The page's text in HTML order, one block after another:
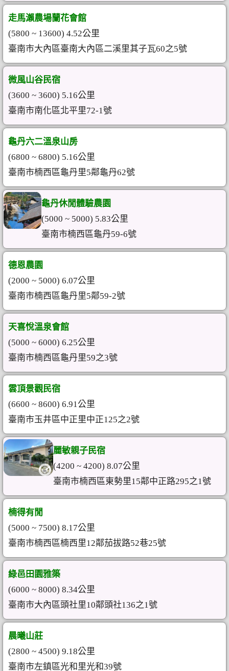
走馬瀨農場蘭花會館
(5800 ~ 13600) 4.52公里
臺南市大內區臺南大內區二溪里其子瓦60之5號
微風山谷民宿
(3600 ~ 3600) 5.16公里
臺南市南化區北平里72-1號
龜丹六二溫泉山房
(6800 ~ 6800) 5.16公里
臺南市楠西區龜丹里5鄰龜丹62號
龜丹休閒體驗農園
(5000 ~ 5000) 5.83公里
臺南市楠西區龜丹59-6號
德恩農園
(2000 ~ 5000) 6.07公里
臺南市楠西區龜丹里5鄰59-2號
天喜悅溫泉會館
(5000 ~ 6000) 6.25公里
臺南市楠西區龜丹里59之3號
雲頂景觀民宿
(6600 ~ 8600) 6.91公里
臺南市玉井區中正里中正125之2號
麗敏親子民宿
(4200 ~ 4200) 8.07公里
臺南市楠西區東勢里15鄰中正路295之1號
楠得有閒
(5000 ~ 7500) 8.17公里
臺南市楠西區楠西里12鄰茄拔路52巷25號
綠邑田園雅築
(6000 ~ 8000) 8.34公里
臺南市大內區頭社里10鄰頭社136之1號
晨曦山莊
(2800 ~ 4500) 9.18公里
臺南市左鎮區光和里光和39號